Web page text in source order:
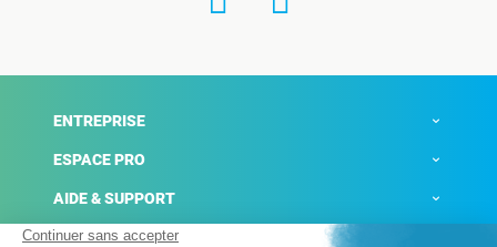
ENTREPRISE
ESPACE PRO
AIDE & SUPPORT
ACTUALITÉS